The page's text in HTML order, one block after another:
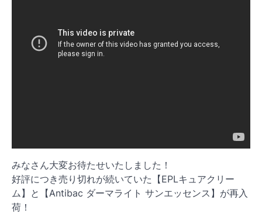
みなさん大変お待たせいたしました！
好評につき売り切れが続いていた【EPLキュアクリー
ム】と【Antibac ダーマライト サンエッセンス】が再入
荷！